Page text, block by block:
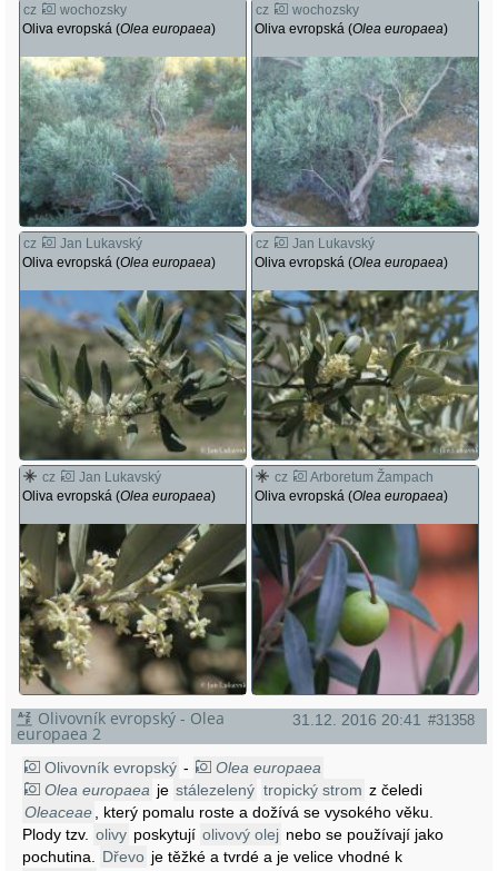
cz
wochozsky
Oliva evropská (Olea europaea)
cz
wochozsky
Oliva evropská (Olea europaea)
cz
Jan Lukavský
Oliva evropská (Olea europaea)
cz
Jan Lukavský
Oliva evropská (Olea europaea)
cz
Jan Lukavský
Oliva evropská (Olea europaea)
cz
Arboretum Žampach
Oliva evropská (Olea europaea)
31.12. 2016 20:41 #31358
Olivovník evropský - Olea
europaea 2
Olivovník evropský -
Olea europaea
Olea europaea je stálezelený tropický strom z čeledi
Oleaceae
, který pomalu roste a dožívá se vysokého věku.
Plody tzv. olivy poskytují olivový olej nebo se používají jako
pochutina.
Dřevo je těžké a tvrdé a je velice vhodné k